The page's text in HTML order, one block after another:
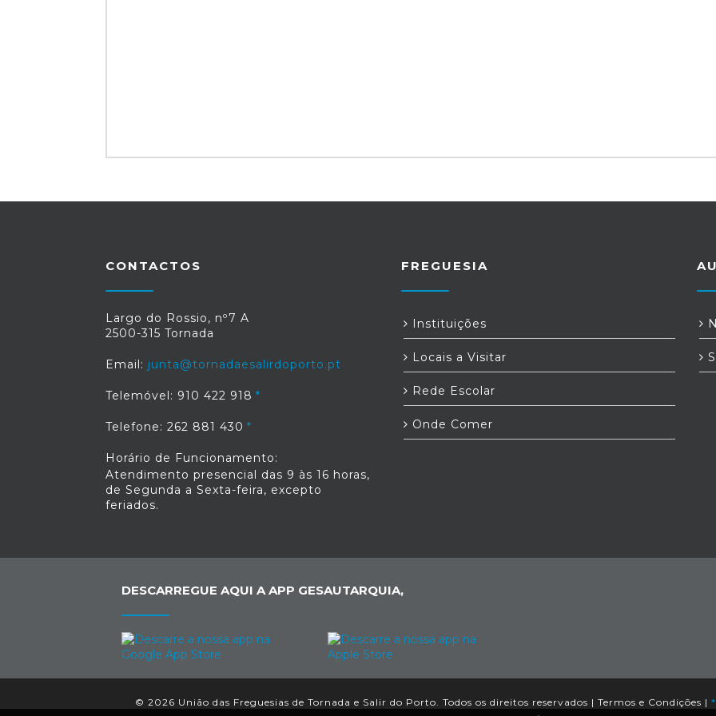
CONTACTOS
Largo do Rossio, nº7 A
2500-315 Tornada
Email: junta@tornadaesalirdoporto.pt
Telemóvel: 910 422 918
Telefone: 262 881 430
Horário de Funcionamento:
Atendimento presencial das 9 às 16 horas,
de Segunda a Sexta-feira, excepto
feriados.
FREGUESIA
Instituições
Locais a Visitar
Rede Escolar
Onde Comer
DESCARREGUE AQUI A APP GESAUTARQUIA,
© 2026 União das Freguesias de Tornada e Salir do Porto. Todos os direitos reservados | Termos e Condições | *